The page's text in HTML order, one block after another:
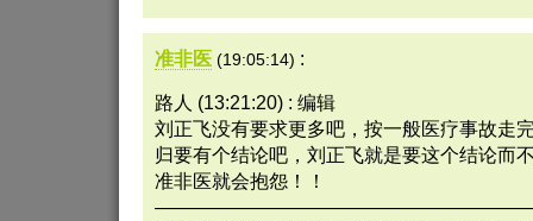
准非医 (19:05:14) :
路人 (13:21:20) : 编辑
刘正飞没有要求更多吧，按一般医疗事故走
归要有个结论吧，刘正飞就是要这个结论而
准非医就会抱怨！！